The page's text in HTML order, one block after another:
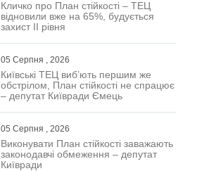
Кличко про План стійкості – ТЕЦ
відновили вже на 65%, будується
захист ІІ рівня
05 Серпня , 2026
Київські ТЕЦ виб’ють першим же
обстрілом, План стійкості не спрацює
– депутат Київради Ємець
05 Серпня , 2026
Виконувати План стійкості заважають
законодавчі обмеження – депутат
Київради